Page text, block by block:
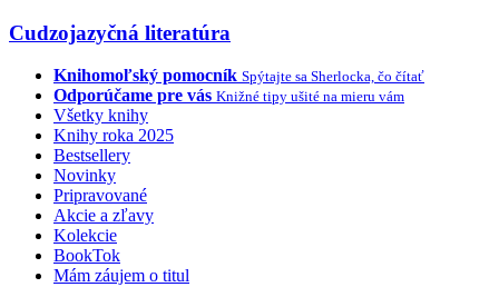
Cudzojazyčná literatúra
Knihomoľský pomocník Spýtajte sa Sherlocka, čo čítať
Odporúčame pre vás Knižné tipy ušité na mieru vám
Všetky knihy
Knihy roka 2025
Bestsellery
Novinky
Pripravované
Akcie a zľavy
Kolekcie
BookTok
Mám záujem o titul